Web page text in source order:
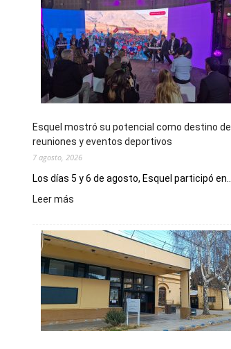
Esquel mostró su potencial como destino de
reuniones y eventos deportivos
7 agosto, 2026
Los días 5 y 6 de agosto, Esquel participó en...
Leer más
su
potencial
como
destino
de
reuniones
y